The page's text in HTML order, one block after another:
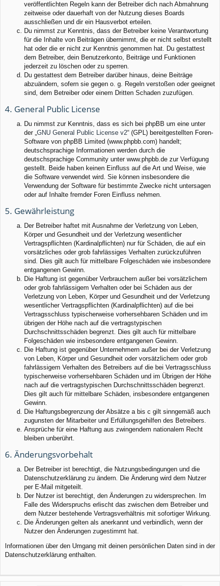
veröffentlichten Regeln kann der Betreiber dich nach Abmahnung
zeitweise oder dauerhaft von der Nutzung dieses Boards
ausschließen und dir ein Hausverbot erteilen.
Du nimmst zur Kenntnis, dass der Betreiber keine Verantwortung
für die Inhalte von Beiträgen übernimmt, die er nicht selbst erstellt
hat oder die er nicht zur Kenntnis genommen hat. Du gestattest
dem Betreiber, dein Benutzerkonto, Beiträge und Funktionen
jederzeit zu löschen oder zu sperren.
Du gestattest dem Betreiber darüber hinaus, deine Beiträge
abzuändern, sofern sie gegen o. g. Regeln verstoßen oder geeignet
sind, dem Betreiber oder einem Dritten Schaden zuzufügen.
4. General Public License
Du nimmst zur Kenntnis, dass es sich bei phpBB um eine unter
der „GNU General Public License v2“ (GPL) bereitgestellten Foren-
Software von phpBB Limited (www.phpbb.com) handelt;
deutschsprachige Informationen werden durch die
deutschsprachige Community unter www.phpbb.de zur Verfügung
gestellt. Beide haben keinen Einfluss auf die Art und Weise, wie
die Software verwendet wird. Sie können insbesondere die
Verwendung der Software für bestimmte Zwecke nicht untersagen
oder auf Inhalte fremder Foren Einfluss nehmen.
5. Gewährleistung
Der Betreiber haftet mit Ausnahme der Verletzung von Leben,
Körper und Gesundheit und der Verletzung wesentlicher
Vertragspflichten (Kardinalpflichten) nur für Schäden, die auf ein
vorsätzliches oder grob fahrlässiges Verhalten zurückzuführen
sind. Dies gilt auch für mittelbare Folgeschäden wie insbesondere
entgangenen Gewinn.
Die Haftung ist gegenüber Verbrauchern außer bei vorsätzlichem
oder grob fahrlässigem Verhalten oder bei Schäden aus der
Verletzung von Leben, Körper und Gesundheit und der Verletzung
wesentlicher Vertragspflichten (Kardinalpflichten) auf die bei
Vertragsschluss typischerweise vorhersehbaren Schäden und im
übrigen der Höhe nach auf die vertragstypischen
Durchschnittsschäden begrenzt. Dies gilt auch für mittelbare
Folgeschäden wie insbesondere entgangenen Gewinn.
Die Haftung ist gegenüber Unternehmern außer bei der Verletzung
von Leben, Körper und Gesundheit oder vorsätzlichem oder grob
fahrlässigem Verhalten des Betreibers auf die bei Vertragsschluss
typischerweise vorhersehbaren Schäden und im Übrigen der Höhe
nach auf die vertragstypischen Durchschnittsschäden begrenzt.
Dies gilt auch für mittelbare Schäden, insbesondere entgangenen
Gewinn.
Die Haftungsbegrenzung der Absätze a bis c gilt sinngemäß auch
zugunsten der Mitarbeiter und Erfüllungsgehilfen des Betreibers.
Ansprüche für eine Haftung aus zwingendem nationalem Recht
bleiben unberührt.
6. Änderungsvorbehalt
Der Betreiber ist berechtigt, die Nutzungsbedingungen und die
Datenschutzerklärung zu ändern. Die Änderung wird dem Nutzer
per E-Mail mitgeteilt.
Der Nutzer ist berechtigt, den Änderungen zu widersprechen. Im
Falle des Widerspruchs erlischt das zwischen dem Betreiber und
dem Nutzer bestehende Vertragsverhältnis mit sofortiger Wirkung.
Die Änderungen gelten als anerkannt und verbindlich, wenn der
Nutzer den Änderungen zugestimmt hat.
Informationen über den Umgang mit deinen persönlichen Daten sind in der
Datenschutzerklärung enthalten.